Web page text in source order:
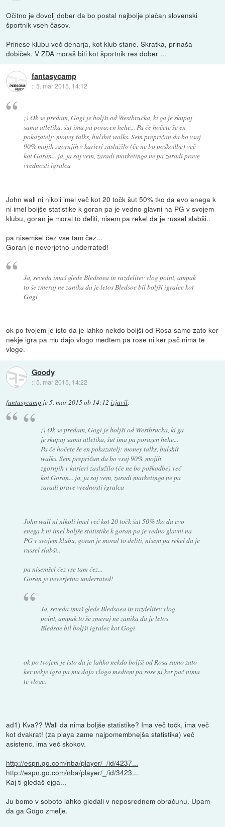
Očitno je dovolj dober da bo postal najbolje plačan slovenski
športnik vseh časov.
Prinese klubu več denarja, kot klub stane. Skratka, prinaša
dobiček. V ZDA moraš biti kot športnik res dober ...
fantasycamp
::5. mar 2015, 14:12
;) Ok se predam, Gogi je boljši od Westbrucka, ki ga je skupaj
sama atletika, šut ima pa porazen hehe... Pa če hočete še en
pokazatelj: money talks, bulshit walks. Sem prepričan da bo vsaj
90% mojih zgornjih v karieri zaslužilo (če ne bo poškodbe) več
kot Goran... ja, ja saj vem, zaradi marketinga ne pa zaradi prave
vrednosti igralca
John wall ni nikoli imel več kot 20 točk šut 50% tko da evo enega k
ni imel boljše statistike k goran pa je vedno glavni na PG v svojem
klubu, goran je moral to deliti, nisem pa rekel da je russel slabši..
pa nisemšel čez vse tam čez...
Goran je neverjetno underrated!
Ja, seveda imaš glede Bledsoea in razdelitev vlog point, ampak
to še zmeraj ne zanika da je letos Bledsoe bil boljši igralec kot
Gogi
ok po tvojem je isto da je lahko nekdo boljši od Rosa samo zato ker
nekje igra pa mu dajo vlogo medtem pa rose ni ker pač nima te
vloge.
Goody
:: 5. mar 2015, 14:22
fantasycamp je5. mar 2015 ob 14:12 izjavil:
;) Ok se predam, Gogi je boljši od Westbrucka, ki ga
je skupaj sama atletika, šut ima pa porazen hehe...
Pa če hočete še en pokazatelj: money talks, bulshit
walks. Sem prepričan da bo vsaj 90% mojih
zgornjih v karieri zaslužilo (če ne bo poškodbe) več
kot Goran... ja, ja saj vem, zaradi marketinga ne pa
zaradi prave vrednosti igralca
John wall ni nikoli imel več kot 20 točk šut 50% tko da evo
enega k ni imel boljše statistike k goran pa je vedno glavni na
PG v svojem klubu, goran je moral to deliti, nisem pa rekel da je
russel slabši..
pa nisemšel čez vse tam čez...
Goran je neverjetno underrated!
Ja, seveda imaš glede Bledsoea in razdelitev vlog
point, ampak to še zmeraj ne zanika da je letos
Bledsoe bil boljši igralec kot Gogi
ok po tvojem je isto da je lahko nekdo boljši od Rosa samo zato
ker nekje igra pa mu dajo vlogo medtem pa rose ni ker pač nima
te vloge.
ad1) Kva?? Wall da nima boljše statistike? Ima več točk, ima več
kot dvakrat! (za playa zame najpomembnejša statistika) več
asistenc, ima več skokov.
http://espn.go.com/nba/player/_/id/4237...
http://espn.go.com/nba/player/_/id/3423...
Kaj ti gledaš ejga...
Ju bomo v soboto lahko gledali v neposrednem obračunu. Upam
da ga Gogo zmelje.